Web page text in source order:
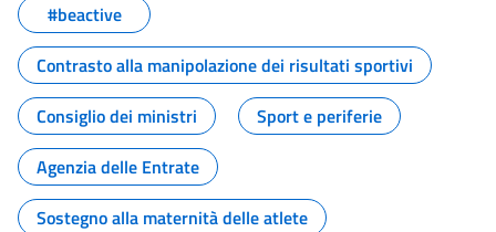
#beactive
Contrasto alla manipolazione dei risultati sportivi
Consiglio dei ministri
Sport e periferie
Agenzia delle Entrate
Sostegno alla maternità delle atlete